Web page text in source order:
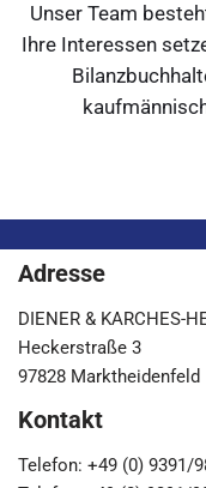
Unser Team
Ihre Interessen
Adresse
DIENER & KARCHES-
Heckerstraße 3
97828 Marktheidenfeld
Kontakt
Telefon: +49 (0) 9391/